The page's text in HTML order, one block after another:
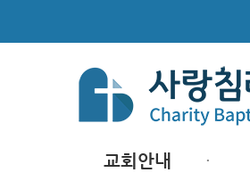
교회안내